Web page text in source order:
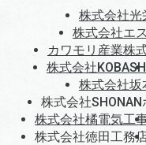
株式会社光
株式会社エ
カワモリ産業株
株式会社
株式会社坂
株式会社
株式会社橘電気工
株式会社徳田工務